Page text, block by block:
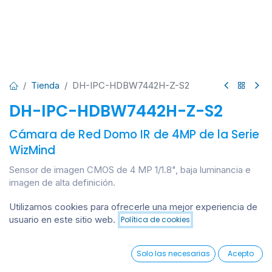
Añadir al carrito
0
Wishlist Account
Tienda DH-IPC-HDBW7442H-Z-S2
DH-IPC-HDBW7442H-Z-S2
Cámara de Red Domo IR de 4MP de la Serie
WizMind
Sensor de imagen CMOS de 4 MP 1/1.8", baja luminancia e
imagen de alta definición.
fps.
Códec H.265, alta tasa de compresión, tasa de bits ultra
ROI, SMART H.264 +/H.265+, codificación flexible, aplicable
a diversos entornos de ancho de banda y almacenamiento.
Utilizamos cookies para ofrecerle una mejor experiencia de
usuario en este sitio web. Política de cookies
Solo las necesarias Acepto